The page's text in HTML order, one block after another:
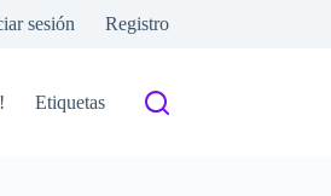
sesión Registro
Etiquetas